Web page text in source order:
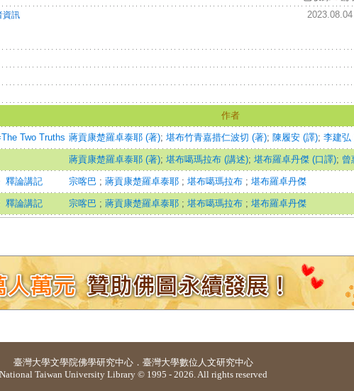
資訊
作者
Two Truths 蔣貢康楚羅卓泰耶 (著); 堪布竹青嘉措仁波切 (著); 陳履安 (譯); 李建弘
蔣貢康楚羅卓泰耶 (著); 堪布噶瑪拉布 (講述); 堪布羅卓丹傑 (口譯); 曾
釋論講記 宗喀巴 ; 蔣貢康楚羅卓泰耶 ; 堪布噶瑪拉布 ; 堪布羅卓丹傑
釋論講記 宗喀巴 ; 蔣貢康楚羅卓泰耶 ; 堪布噶瑪拉布 ; 堪布羅卓丹傑
臺灣大學文學院佛學研究中心 ． 臺灣大學數位人文研究中心
National Taiwan University Library © 1995 - 2026. All rights reserved